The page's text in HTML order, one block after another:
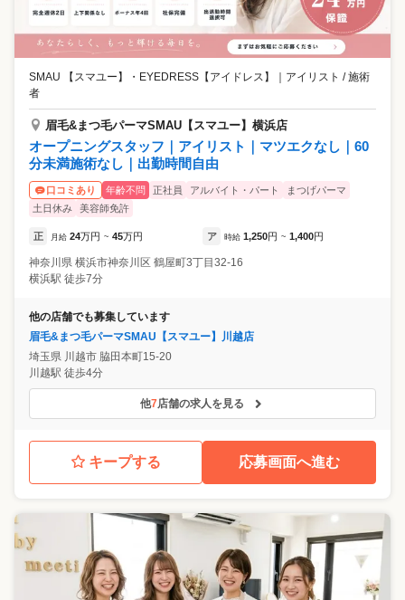
SMAU 【スマユー】・EYEDRESS【アイドレス】
アイリスト / 施術
者
眉毛&まつ毛パーマSMAU【スマユー】横浜店
オープニングスタッフ｜アイリスト｜マツエクなし｜60
分未満施術なし｜出勤時間自由
口コミあり 年齢不問 正社員 アルバイト・パート
まつげパーマ
土日休み
美容師免許
正 月給 24万円 ~ 45万円 ア 時給 1,250円 ~ 1,400円
神奈川県 横浜市神奈川区 鶴屋町3丁目32-16
横浜駅 徒歩7分
他の店舗でも募集しています
眉毛&まつ毛パーマSMAU【スマユー】川越店
埼玉県 川越市 脇田本町15-20
川越駅 徒歩4分
他7店舗の求人を見る
キープする 応募画面へ進む